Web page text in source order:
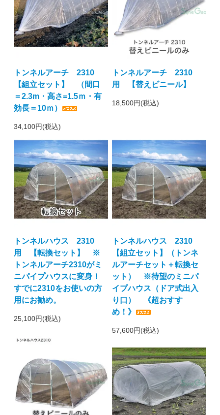
トンネルアーチ 2310
【組立セット】 （間口
＝2.3m・高さ=1.5ｍ・有
効長＝10ｍ）
34,100円(税込)
トンネルアーチ 2310
用 【替えビニール】
18,500円(税込)
トンネルハウス 2310
用 【転換セット】 ※
トンネルアーチ2310がミ
ニパイプハウスに変身！
すでに2310をお使いの方
用にお勧め。
25,100円(税込)
トンネルハウス 2310
【組立セット】（トンネ
ルアーチセット＋転換セ
ット） ※待望のミニパ
イプハウス（ドア式出入
り口） 《超おすす
め！》
57,600円(税込)